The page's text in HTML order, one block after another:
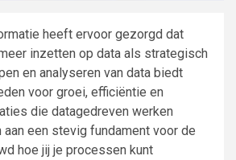
heeft ervoor gezorgd dat
inzetten op data als strategisch
en analyseren van data biedt
voor groei, efficiëntie en
die datagedreven werken
aan een stevig fundament voor de
hoe jij je processen kunt